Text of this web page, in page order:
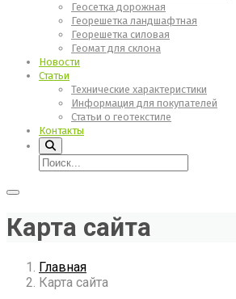
Геосетка дорожная
Георешетка ландшафтная
Георешетка силовая
Геомат для склона
Новости
Статьи
Технические характеристики
Информация для покупателей
Статьи о геотекстиле
Контакты
Карта сайта
Главная
Карта сайта